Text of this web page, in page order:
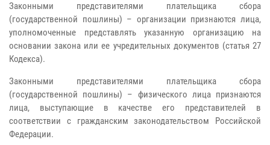
Законными представителями плательщика сбора
(государственной пошлины) – организации признаются лица,
уполномоченные представлять указанную организацию на
основании закона или ее учредительных документов (статья 27
Кодекса).
Законными представителями плательщика сбора
(государственной пошлины) – физического лица признаются
лица, выступающие в качестве его представителей в
соответствии с гражданским законодательством Российской
Федерации.